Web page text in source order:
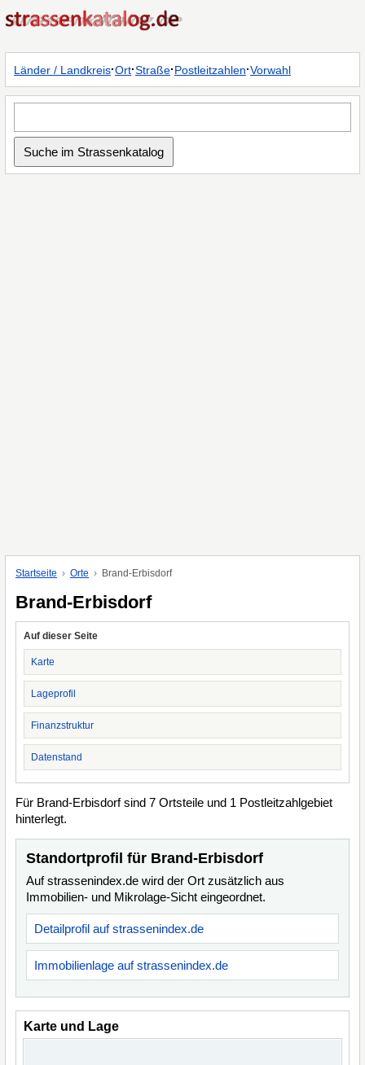
Länder / Landkreis·Ort·Straße·Postleitzahlen·Vorwahl
Startseite Orte Brand-Erbisdorf
Brand-Erbisdorf
Auf dieser Seite
Karte
Lageprofil
Finanzstruktur
Datenstand
Für Brand-Erbisdorf sind 7 Ortsteile und 1 Postleitzahlgebiet
hinterlegt.
Standortprofil für Brand-Erbisdorf
Auf strassenindex.de wird der Ort zusätzlich aus
Immobilien- und Mikrolage-Sicht eingeordnet.
Detailprofil auf strassenindex.de
Immobilienlage auf strassenindex.de
Karte und Lage